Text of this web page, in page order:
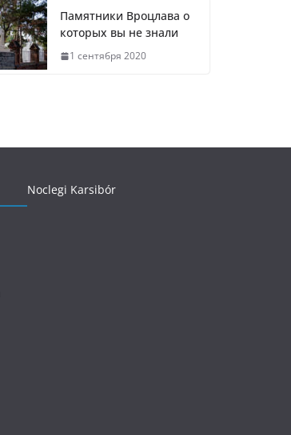
Памятники Вроцлава о
которых вы не знали
1 сентября 2020
Noclegi Karsibór